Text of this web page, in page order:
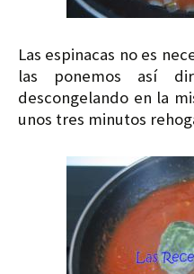
Las espinacas no es
las ponemos así
descongelando en la
unos tres minutos